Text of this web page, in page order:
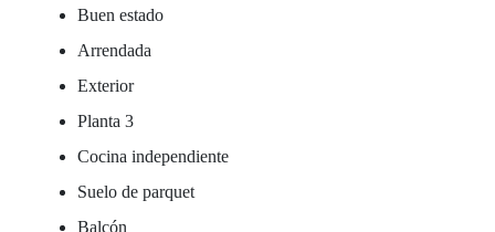
Buen estado
Arrendada
Exterior
Planta 3
Cocina independiente
Suelo de parquet
Balcón